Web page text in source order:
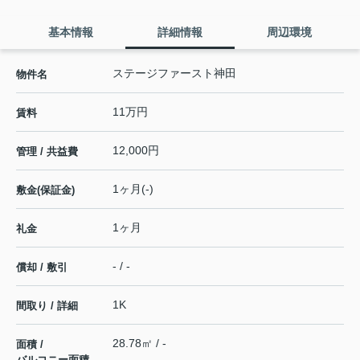
基本情報 詳細情報 周辺環境
物件名 ステージファースト神田
賃料 11万円
管理 / 共益費 12,000円
敷金(保証金) 1ヶ月(-)
礼金 1ヶ月
償却 / 敷引 - / -
間取り / 詳細 1K
面積 /
28.78㎡ / -